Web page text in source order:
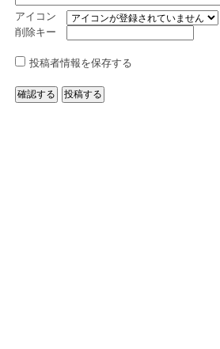
アイコン
削除キー
投稿者情報を保存する